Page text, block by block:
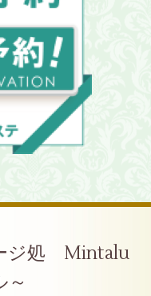
ジ処 Mintalu
～